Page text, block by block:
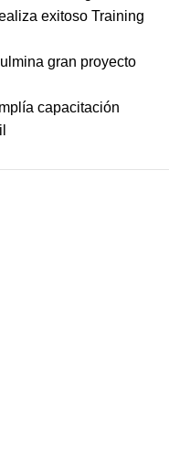
exitoso Training
gran proyecto
capacitación